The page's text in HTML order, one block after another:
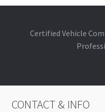
Certified Vehicle
CONTACT & INFO